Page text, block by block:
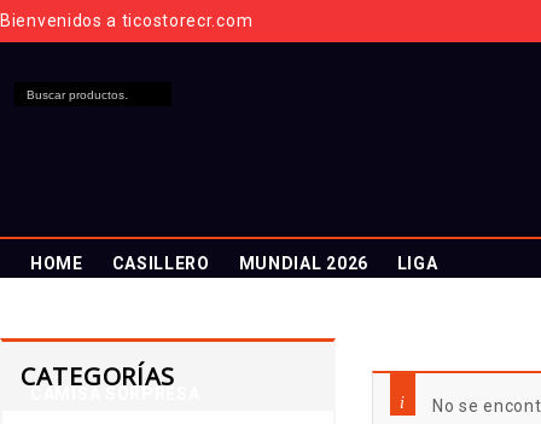
Bienvenidos a ticostorecr.com
HOME CASILLERO MUNDIAL 2026 LIGA
No se
CATEGORÍAS